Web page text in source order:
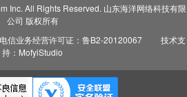
Inc. All Rights Reserved. 山东海洋网络科技有限
公司 版权所有
信业务经营许可证：鲁B2-20120067
技术支
持：MofyiStudio